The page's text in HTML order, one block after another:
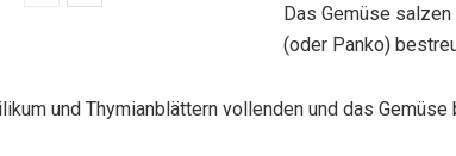
Das Gemüse
(oder Panko)
und Thymianblättern vollenden und das Gemüse